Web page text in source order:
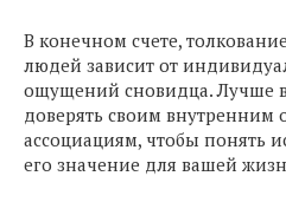
В конечном счете,
людей зависит от
ощущений сновидца. Лучше
доверять своим
ассоциациям, чтобы понять
его значение для вашей